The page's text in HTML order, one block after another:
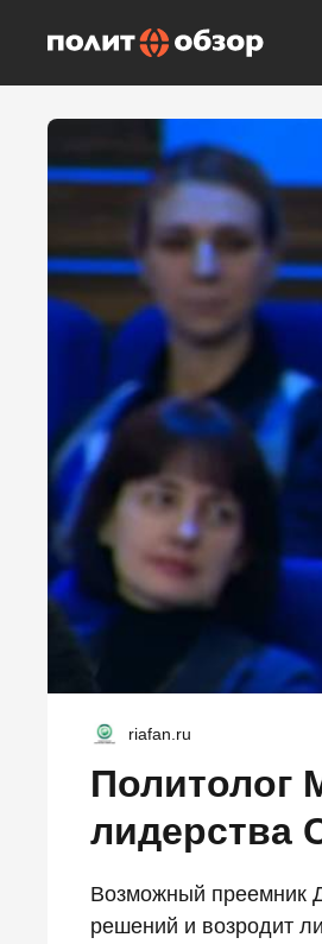
riafan.ru
Политолог
лидерства
Возможный преемник
решений и возродит